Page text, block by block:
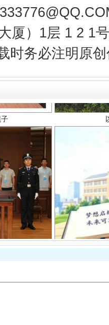
厦）1层 1 2 1
时务必注明原
子
无期 从幼